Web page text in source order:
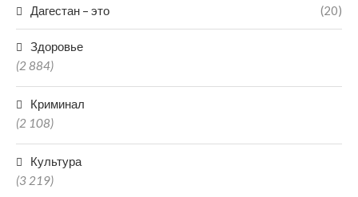
Дагестан – это (20)
Здоровье
(2 884)
Криминал
(2 108)
Культура
(3 219)